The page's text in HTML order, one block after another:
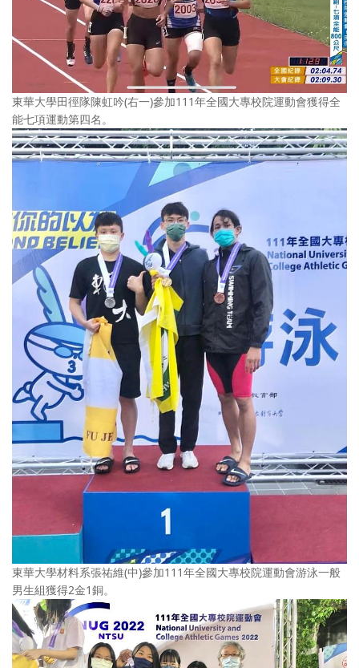
東華大學田徑隊陳虹吟(右一)參加111年全國大專校院運動會獲得全
能七項運動第四名。
東華大學材料系張祐維(中)參加111年全國大專校院運動會游泳一般
男生組獲得2金1銅。